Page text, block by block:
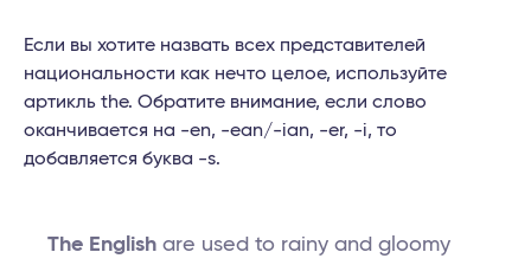
Если вы хотите назвать всех представителей
национальности как нечто целое, используйте
артикль the. Обратите внимание, если слово
оканчивается на -en, -ean/-ian, -er, -i, то
добавляется буква -s.
The English are used to rainy and gloomy